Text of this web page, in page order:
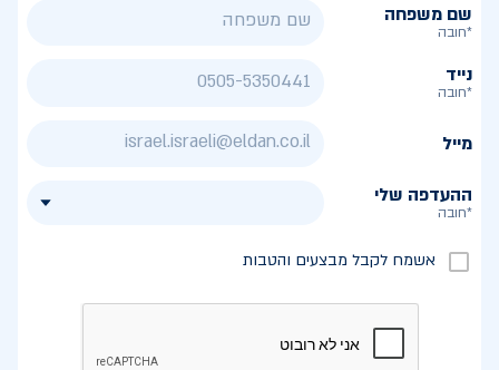
שם משפחה
*חובה
נייד
*חובה
מייל
ההעדפה שלי
*חובה
אשמח לקבל מבצעים והטבות